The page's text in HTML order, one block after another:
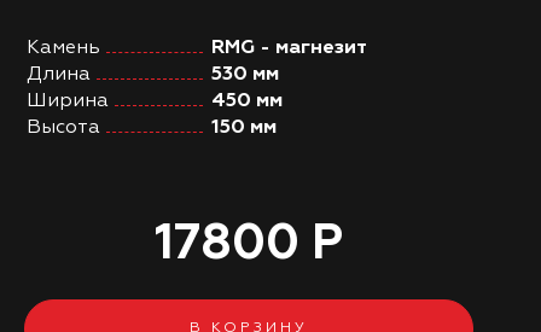
Камень
RMG - магнезит
Длина
530 мм
Ширина
450 мм
Высота
150 мм
17800 Р
В КОРЗИНУ